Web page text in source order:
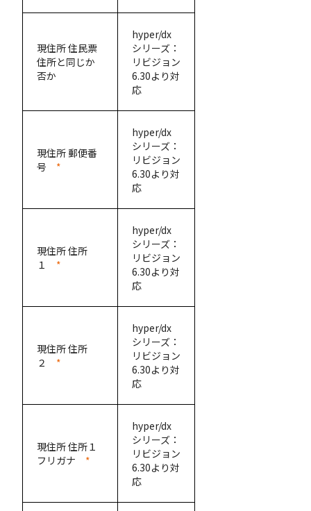
現住所 住民票
住所と同じか
否か
hyper/dx
シリーズ：
リビジョン
6.30より対
応
現住所 郵便番
号 *
hyper/dx
シリーズ：
リビジョン
6.30より対
応
現住所 住所
１ *
hyper/dx
シリーズ：
リビジョン
6.30より対
応
現住所 住所
２ *
hyper/dx
シリーズ：
リビジョン
6.30より対
応
現住所 住所１
フリガナ *
hyper/dx
シリーズ：
リビジョン
6.30より対
応